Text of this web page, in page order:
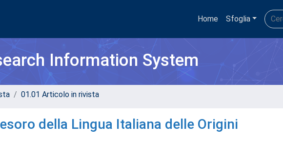
Home Sfoglia
Information System
01.01 Articolo in rivista
della Lingua Italiana delle Origini